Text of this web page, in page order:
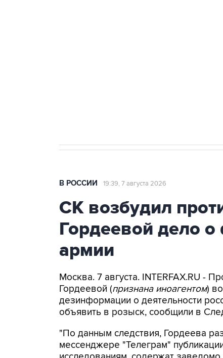
В РОССИИ 19:39, 7 августа 2026
СК возбудил
Гордеевой дело о
армии
Москва. 7 августа. INTERFAX.RU -
Гордеевой (признана иноагентом)
дезинформации о деятельности
объявить в розыск, сообщили в
"По данным следствия, Гордеева
мессенджере "Телеграм"